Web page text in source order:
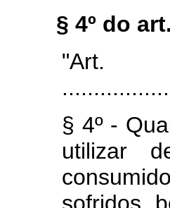
§ 4º do
§ 4º -
utilizar